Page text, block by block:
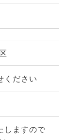
ください
しますので